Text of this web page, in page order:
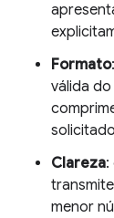
Formato
válida
Clareza:
menor